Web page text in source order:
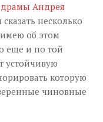
драмы Андрея
несколько
имею об этом
еще и по той
устойчивую
которую
чиновные